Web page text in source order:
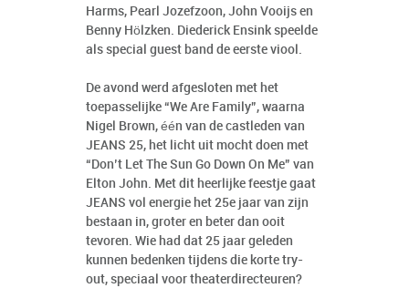
Harms, Pearl Jozefzoon, John Vooijs en
Benny Hölzken. Diederick Ensink speelde
als special guest band de eerste viool.
De avond werd afgesloten met het
toepasselijke “We Are Family”, waarna
Nigel Brown, één van de castleden van
JEANS 25, het licht uit mocht doen met
“Don’t Let The Sun Go Down On Me” van
Elton John. Met dit heerlijke feestje gaat
JEANS vol energie het 25e jaar van zijn
bestaan in, groter en beter dan ooit
tevoren. Wie had dat 25 jaar geleden
kunnen bedenken tijdens die korte try-
out, speciaal voor theaterdirecteuren?